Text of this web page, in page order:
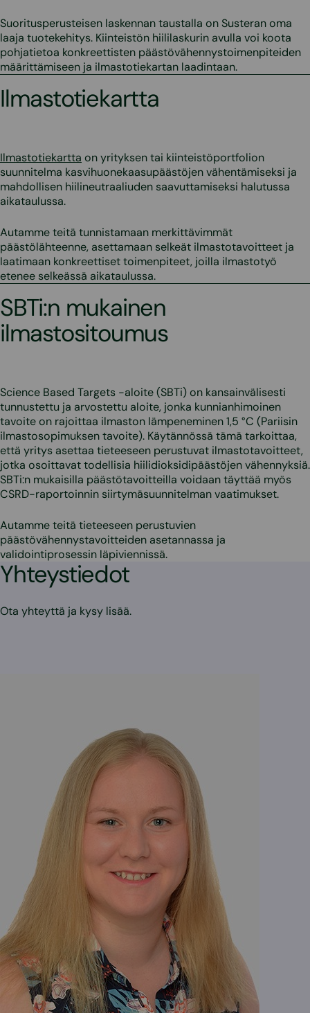
Suoritusperusteisen laskennan taustalla on Susteran oma
laaja tuotekehitys. Kiinteistön hiililaskurin avulla voi koota
pohjatietoa konkreettisten päästövähennystoimenpiteiden
määrittämiseen ja ilmastotiekartan laadintaan.
Ilmastotiekartta
Ilmastotiekartta on yrityksen tai kiinteistöportfolion
suunnitelma kasvihuonekaasupäästöjen vähentämiseksi ja
mahdollisen hiilineutraaliuden saavuttamiseksi halutussa
aikataulussa.
Autamme teitä tunnistamaan merkittävimmät
päästölähteenne, asettamaan selkeät ilmastotavoitteet ja
laatimaan konkreettiset toimenpiteet, joilla ilmastotyö
etenee selkeässä aikataulussa.
SBTi:n mukainen
ilmastositoumus
Science Based Targets -aloite (SBTi) on kansainvälisesti
tunnustettu ja arvostettu aloite, jonka kunnianhimoinen
tavoite on rajoittaa ilmaston lämpeneminen 1,5 °C (Pariisin
ilmastosopimuksen tavoite). Käytännössä tämä tarkoittaa,
että yritys asettaa tieteeseen perustuvat ilmastotavoitteet,
jotka osoittavat todellisia hiilidioksidipäästöjen vähennyksiä.
SBTi:n mukaisilla päästötavoitteilla voidaan täyttää myös
CSRD-raportoinnin siirtymäsuunnitelman vaatimukset.
Autamme teitä tieteeseen perustuvien
päästövähennystavoitteiden asetannassa ja
validointiprosessin läpiviennissä.
Yhteystiedot
Ota yhteyttä ja kysy lisää.